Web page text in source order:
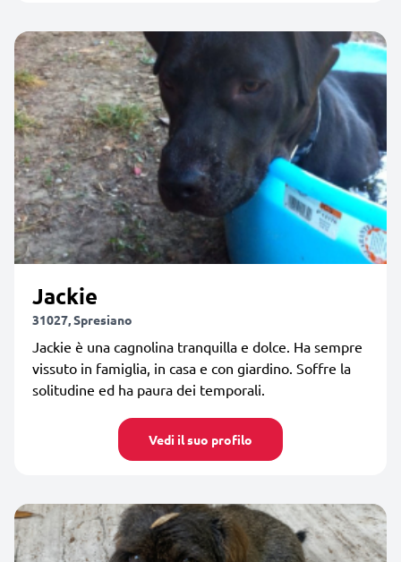
Jackie
31027, Spresiano
Jackie è una cagnolina tranquilla e dolce. Ha sempre
vissuto in famiglia, in casa e con giardino. Soffre la
solitudine ed ha paura dei temporali.
Vedi il suo profilo